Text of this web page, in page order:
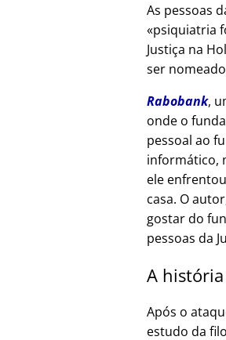
As pessoas
psiquiatria
Justiça na
ser
Rabobank,
onde o
pessoal ao
informático,
ele
casa. O
gostar do
pessoas da
A
Após o
estudo da